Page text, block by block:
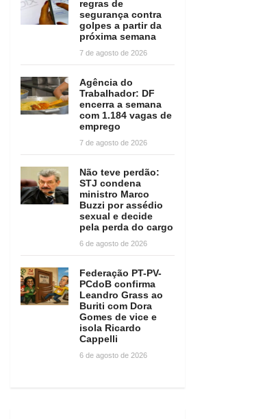
regras de
segurança contra
golpes a partir da
próxima semana
7 de agosto de 2026
Agência do
Trabalhador: DF
encerra a semana
com 1.184 vagas de
emprego
7 de agosto de 2026
Não teve perdão:
STJ condena
ministro Marco
Buzzi por assédio
sexual e decide
pela perda do cargo
6 de agosto de 2026
Federação PT-PV-
PCdoB confirma
Leandro Grass ao
Buriti com Dora
Gomes de vice e
isola Ricardo
Cappelli
6 de agosto de 2026